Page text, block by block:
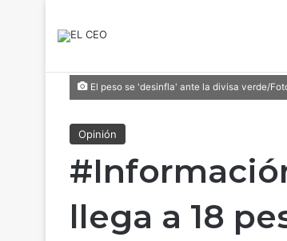
El peso se 'desinfla' ante la divisa verde/
Opinión
llega a 18